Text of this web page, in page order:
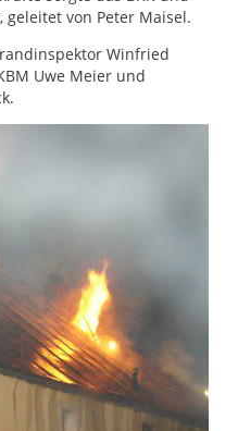
von Peter Maisel.
Winfried
Uwe Meier und